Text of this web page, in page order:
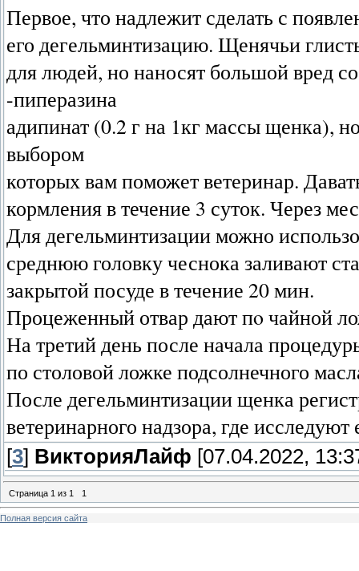
Первое, что надлежит сделать с
его дегельминтизацию. Щенячьи
для людей, но наносят большой вред
-пиперазина
адипинат (0.2 г на 1кг массы щенка),
выбором
которых вам поможет ветеринар.
кормления в течение 3 суток. Через
Для дегельминтизации можно
среднюю головку чеснока заливают
закрытой посуде в течение 20 мин.
Процеженный отвар дают пo чайной
На третий день после начала
по столовой ложке подсолнечного
После дегельминтизации щенка
ветеринарного надзора, где исследуют
[3] ВикторияЛайф [07.04.2022,
Страница 1 из 1 1
Полная версия сайта